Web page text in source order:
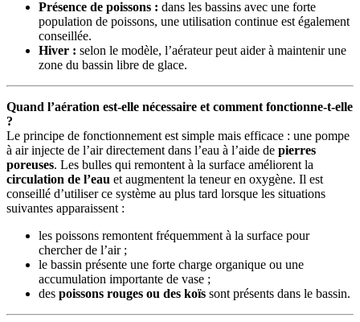
Présence de poissons : dans les bassins avec une forte
population de poissons, une utilisation continue est également
conseillée.
Hiver : selon le modèle, l’aérateur peut aider à maintenir une
zone du bassin libre de glace.
Quand l’aération est-elle nécessaire et comment fonctionne-t-elle
?
Le principe de fonctionnement est simple mais efficace : une pompe
à air injecte de l’air directement dans l’eau à l’aide de pierres
poreuses. Les bulles qui remontent à la surface améliorent la
circulation de l’eau et augmentent la teneur en oxygène. Il est
conseillé d’utiliser ce système au plus tard lorsque les situations
suivantes apparaissent :
les poissons remontent fréquemment à la surface pour
chercher de l’air ;
le bassin présente une forte charge organique ou une
accumulation importante de vase ;
des poissons rouges ou des koïs sont présents dans le bassin.